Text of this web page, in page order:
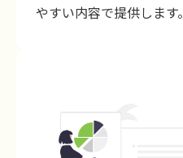
やすい内容で提供します。